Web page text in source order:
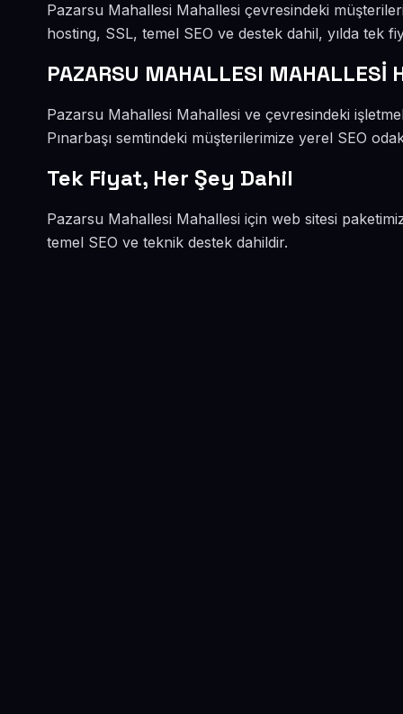
Pazarsu Mahallesi Mahallesi çevresindeki
hosting, SSL, temel SEO ve destek dahil, yılda tek
PAZARSU MAHALLESI MAHALLESİ
Pazarsu Mahallesi Mahallesi ve çevresindeki
Pınarbaşı semtindeki müşterilerimize yerel SEO
Tek Fiyat, Her Şey Dahil
Pazarsu Mahallesi Mahallesi için web sitesi
temel SEO ve teknik destek dahildir.